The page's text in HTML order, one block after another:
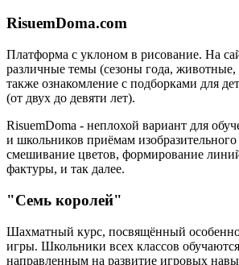
RisuemDoma.com
Платформа с уклоном в рисование. На
различные темы (сезоны года,
также ознакомление с подборками для
(от двух до девяти лет).
RisuemDoma - неплохой вариант для
и школьников приёмам изобразительного
смешивание цветов, формирование
фактуры, и так далее.
"Семь королей"
Шахматный курс, посвящённый
игры. Школьники всех классов
направленным на развитие игровых